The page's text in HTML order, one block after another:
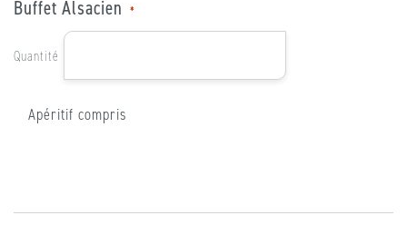
Buffet Alsacien *
Quantité
Apéritif compris